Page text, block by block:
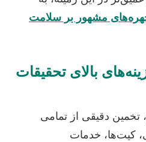
مشهور بر سلامت
بالای تحقیقات
دقیقی از تمامی
خدمات